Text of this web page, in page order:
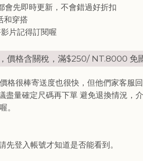
會先即時更新，不會錯過好折扣
和穿搭
片記得訂閱喔
價格含關稅，滿$250/ NT.8000 免
格很棒寄送度也很快，但他們家客服
盡量確定尺碼再下單 避免退換情況，
。
先登入帳號才知道是否能看到。